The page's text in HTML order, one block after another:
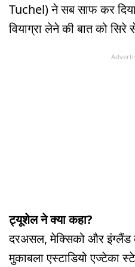
Tuchel) ने सब साफ कर
वियाग्रा लेने की बात को सिरे
ट्यूशेल ने क्या कहा?
दरअसल, मेक्सिको और
मुकाबला एस्टाडियो एज्टेका